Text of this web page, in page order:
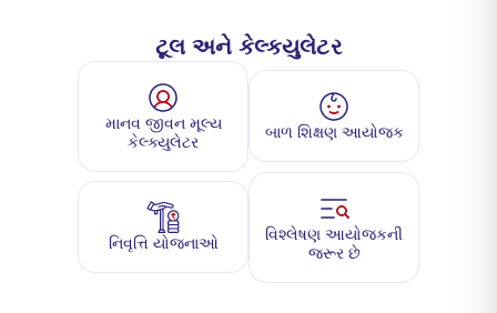
ટૂલ અને કેલ્ક્યુલેટર
માનવ જીવન મૂલ્ય
કેલ્ક્યુલેટર
બાળ શિક્ષણ આયોજક
નિવૃત્તિ યોજનાઓ
વિશ્લેષણ આયોજકની
જરૂર છે